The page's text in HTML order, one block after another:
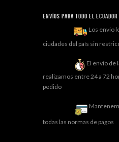
Envíos para todo el ECUADOR
Los envío
ciudades del país sin
El envío de
realizamos entre 24 a 72
pedido
todas las normas de pagos